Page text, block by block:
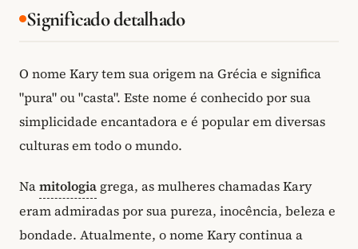
Significado detalhado
O nome Kary tem sua origem na Grécia e significa
"pura" ou "casta". Este nome é conhecido por sua
simplicidade encantadora e é popular em diversas
culturas em todo o mundo.
Namitologia grega, as mulheres chamadas Kary
eram admiradas por sua pureza, inocência, beleza e
bondade. Atualmente, o nome Kary continua a